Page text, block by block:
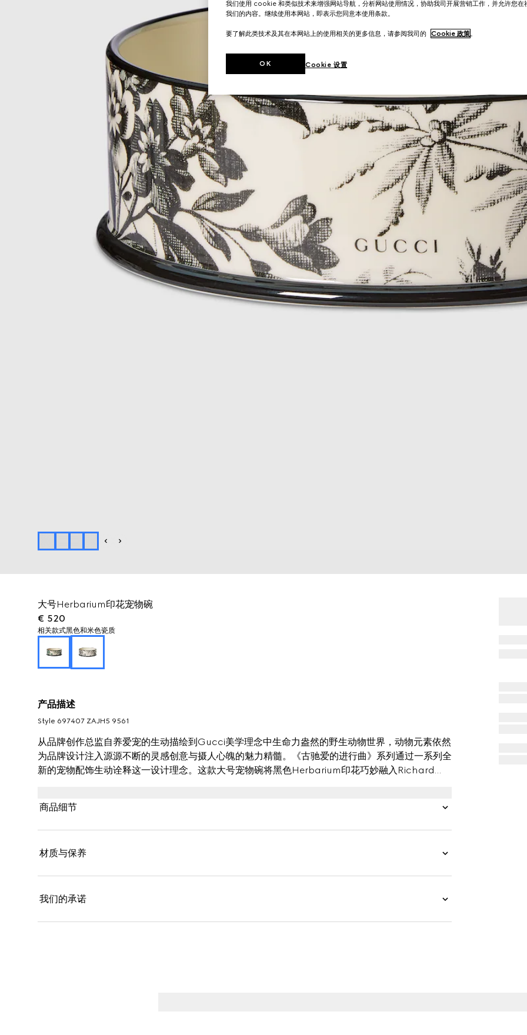
大号Herbarium印花宠物碗
€ 520
相关款式黑色和米色瓷质
产品描述
Style ‎697407 ZAJH5 9561
从品牌创作总监自养爱宠的生动描绘到Gucci美学理念中生命力盎然的野生动物世界，动物元素依然
为品牌设计注入源源不断的灵感创意与摄人心魄的魅力精髓。《古驰爱的进行曲》系列通过一系列全
新的宠物配饰生动诠释这一设计理念。这款大号宠物碗将黑色Herbarium印花巧妙融入Richard
商品细节
材质与保养
我们的承诺
我们使用 cookie 和类似技术来增强网站导航，分析网站使用情况，协助我司开展营销工作，并允许您在
我们的内容。继续使用本网站，即表示您同意本使用条款。
要了解此类技术及其在本网站上的使用相关的更多信息，请参阅我司的 Cookie 政策。
Cookie 设置
OK